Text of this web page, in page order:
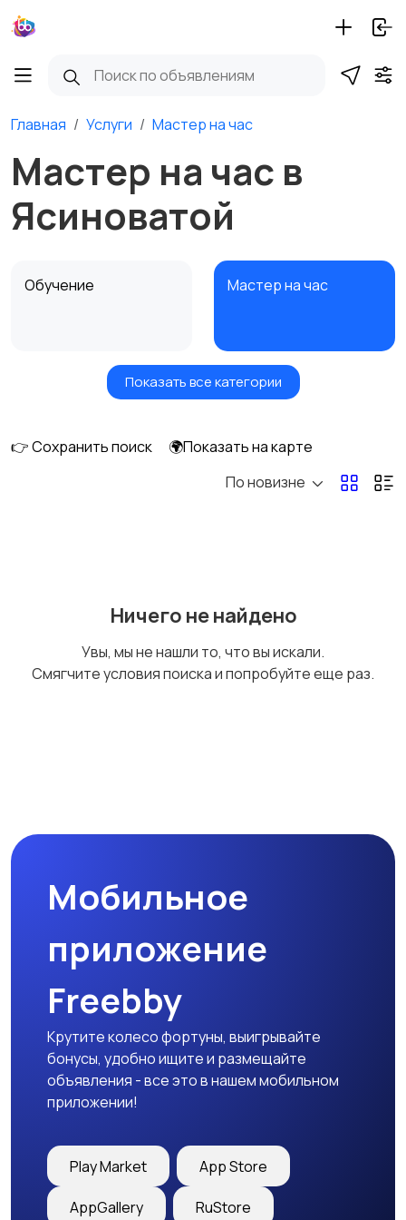
Главная Услуги Мастер на час
Мастер на час в
Ясиноватой
Обучение Мастер на час
Красота и здоровье
Транспорт,
IT, интернет, телеком
Изготовление на
Продукты питания и
Уход за животными
Показать все категории
👉 Сохранить поиск
🌍Показать на карте
По новизне
Ничего не найдено
Увы, мы не нашли то, что вы искали.
Смягчите условия поиска и попробуйте еще раз.
Мобильное
приложение
Freebby
Крутите колесо фортуны, выигрывайте
бонусы, удобно ищите и размещайте
объявления - все это в нашем мобильном
приложении!
Play Market App Store
AppGallery RuStore